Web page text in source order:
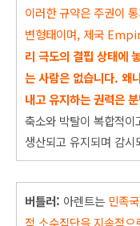
이러한 규약은 주권이
변형태이며, 제국
리 극도의 결핍 상태에
는 사람은 없습니다. 왜
내고 유지하는 권력은
축소와 박탈이 복합적
생산되고 유지되며 감
버틀러: 아렌트는 민족
적 소수집단을 지속적